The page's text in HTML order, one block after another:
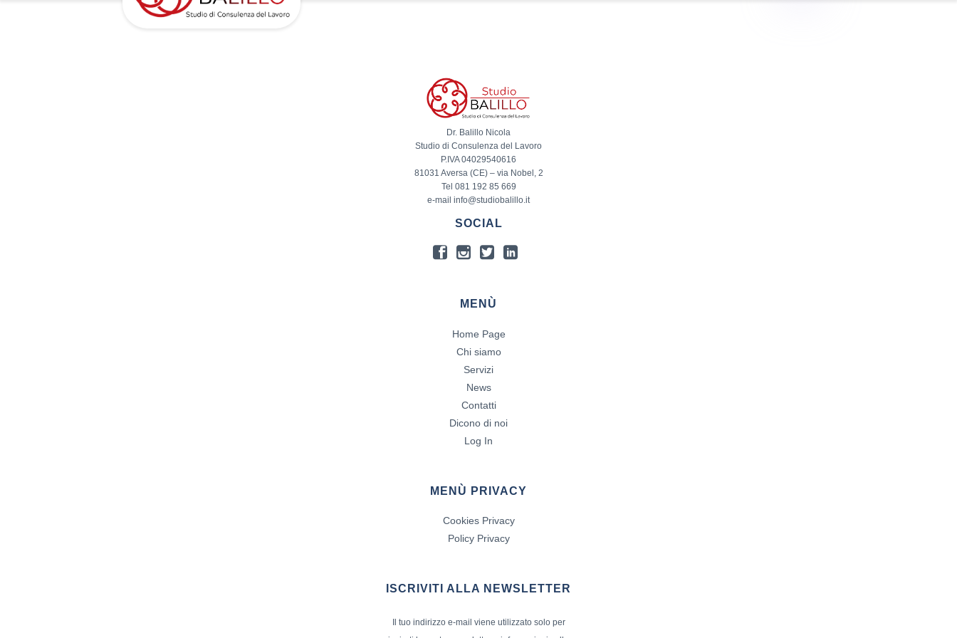
Dr. Balillo Nicola
Studio di Consulenza del Lavoro
P.IVA 04029540616
81031 Aversa (CE) – via Nobel, 2
Tel 081 192 85 669
e-mail info@studiobalillo.it
SOCIAL
MENÙ
Home Page
Chi siamo
Servizi
News
Contatti
Dicono di noi
Log In
MENÙ PRIVACY
Cookies Privacy
Policy Privacy
ISCRIVITI ALLA NEWSLETTER
Il tuo indirizzo e-mail viene utilizzato solo per